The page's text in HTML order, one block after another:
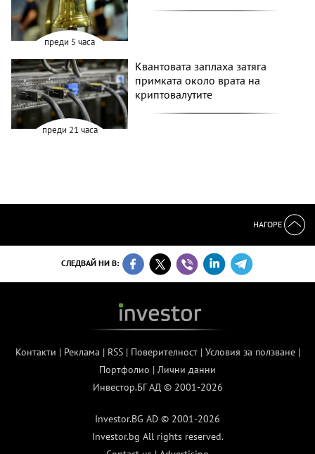
преди 5 часа
преди 21 часа
Квантовата заплаха затяга
примката около врата на
криптовалутите
НАГОРЕ
СЛЕДВАЙ НИ В:
Контакти | Реклама | RSS| Поверителност| Условия за ползване|
Портфолио | Лични данни
Инвестор.БГ АД © 2001-2026
Investor.BG AD © 2001-2026
Investor.bg All rights reserved.